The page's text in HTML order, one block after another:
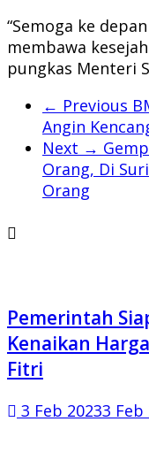
“Semoga ke
membawa
pungkas Menteri
← Previous
Angin
Next →
Orang, Di
Orang
Pemerintah
Kenaikan
Fitri
3 Feb 20233 Feb